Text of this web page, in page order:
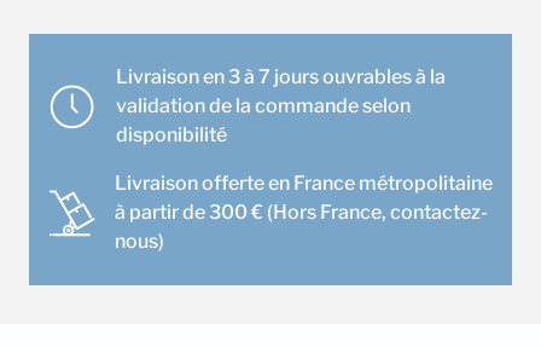
Murale
CA25YR03
Livraison en 3 à 7 jours ouvrables à la
validation de la commande selon
disponibilité
Livraison offerte en France métropolitaine
à partir de 300 € (Hors France, contactez-
nous)